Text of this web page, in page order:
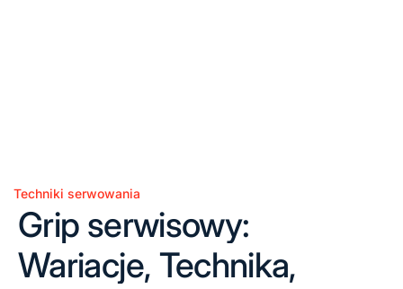
Posted
in
Techniki serwowania
Grip serwisowy:
Wariacje, Technika,